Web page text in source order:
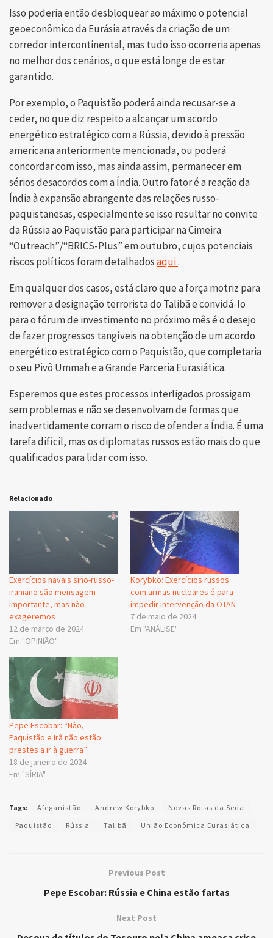
Isso poderia então desbloquear ao máximo o potencial
geoeconômico da Eurásia através da criação de um
corredor intercontinental, mas tudo isso ocorreria apenas
no melhor dos cenários, o que está longe de estar
garantido.
Por exemplo, o Paquistão poderá ainda recusar-se a
ceder, no que diz respeito a alcançar um acordo
energético estratégico com a Rússia, devido à pressão
americana anteriormente mencionada, ou poderá
concordar com isso, mas ainda assim, permanecer em
sérios desacordos com a Índia. Outro fator é a reação da
Índia à expansão abrangente das relações russo-
paquistanesas, especialmente se isso resultar no convite
da Rússia ao Paquistão para participar na Cimeira
“Outreach”/“BRICS-Plus” em outubro, cujos potenciais
riscos políticos foram detalhadosaqui.
Em qualquer dos casos, está claro que a força motriz para
remover a designação terrorista do Talibã e convidá-lo
para o fórum de investimento no próximo mês é o desejo
de fazer progressos tangíveis na obtenção de um acordo
energético estratégico com o Paquistão, que completaria
o seu Pivô Ummah e a Grande Parceria Eurasiática.
Esperemos que estes processos interligados prossigam
sem problemas e não se desenvolvam de formas que
inadvertidamente corram o risco de ofender a Índia. É uma
tarefa difícil, mas os diplomatas russos estão mais do que
qualificados para lidar com isso.
Relacionado
Exercícios navais sino-russo-
iraniano são mensagem
importante, mas não
exageremos
12 de março de 2024
Em "OPINIÃO"
Korybko: Exercícios russos
com armas nucleares é para
impedir intervenção da OTAN
7 de maio de 2024
Em "ANÁLISE"
Pepe Escobar: “Não,
Paquistão e Irã não estão
prestes a ir à guerra”
18 de janeiro de 2024
Em "SÍRIA"
Tags: Afeganistão Andrew Korybko
Novas Rotas da Seda
Paquistão
Rússia Talibã União Econômica Eurasiática
Previous Post
Pepe Escobar: Rússia e China estão fartas
Next Post